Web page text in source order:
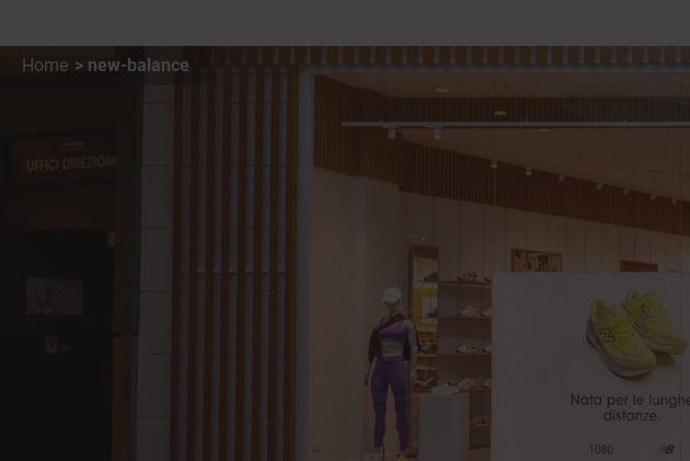
Home new-balance